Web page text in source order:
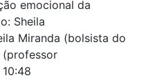
emocional da
Sheila
Miranda (bolsista do
(professor